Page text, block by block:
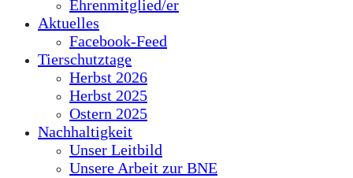
Ehrenmitglied/er
Aktuelles
Facebook-Feed
Tierschutztage
Herbst 2026
Herbst 2025
Ostern 2025
Nachhaltigkeit
Unser Leitbild
Unsere Arbeit zur BNE